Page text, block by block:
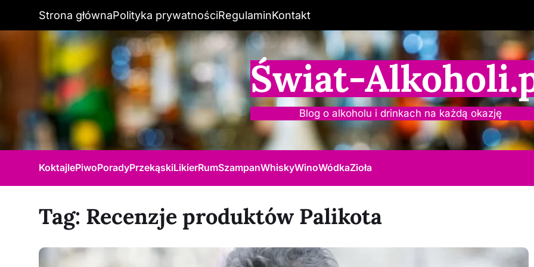
Strona głównaPolityka prywatnościRegulaminKontakt
Świat-
Blog o alkoholu i drinkach na każdą okazję
KoktajlePiwoPoradyPrzekąskiLikierRumSzampanWhiskyWinoWódkaZioła
Tag: Recenzje produktów Palikota